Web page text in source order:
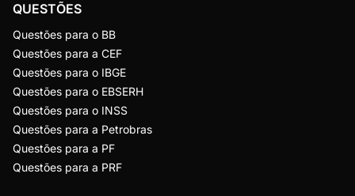
QUESTÕES
Questões para o BB
Questões para a CEF
Questões para o IBGE
Questões para o EBSERH
Questões para o INSS
Questões para a Petrobras
Questões para a PF
Questões para a PRF